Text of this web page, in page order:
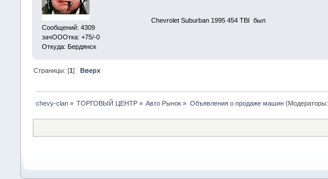
Сообщений: 4309
зачОООтка: +75/-0
Откуда: Бердянск
Chevrolet Suburban 1995 454 TBI был
Страницы: [1] Вверх
chevy-clan» ТОРГОВЫЙ ЦЕНТР » Авто Рынок » Объявления о продаже машин(Модераторы: